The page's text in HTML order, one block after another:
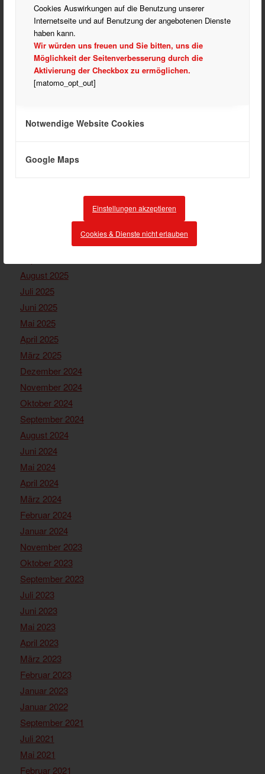
Cookies Auswirkungen auf die Benutzung unserer
Internetseite und auf Benutzung der angebotenen Dienste
haben kann.
Wir würden uns freuen und Sie bitten, uns die
Möglichkeit der Seitenverbesserung durch die
Aktivierung der Checkbox zu ermöglichen.
[matomo_opt_out]
Notwendige Website Cookies
Google Maps
Einstellungen akzeptieren
Cookies & Dienste nicht erlauben
Laufen
Partner
Rehasport
Turnen
Verein
Dezember 2025
November 2025
August 2025
Juli 2025
Juni 2025
Mai 2025
April 2025
März 2025
Dezember 2024
November 2024
Oktober 2024
September 2024
August 2024
Juni 2024
Mai 2024
April 2024
März 2024
Februar 2024
Januar 2024
November 2023
Oktober 2023
September 2023
Juli 2023
Juni 2023
Mai 2023
April 2023
März 2023
Februar 2023
Januar 2023
Januar 2022
September 2021
Juli 2021
Mai 2021
Februar 2021